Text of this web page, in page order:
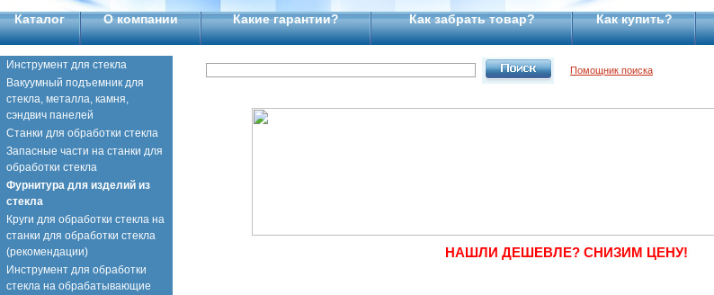
Каталог О компании Какие гарантии? Как забрать товар? Как купить?
Инструмент для стекла
Вакуумный подъемник для
стекла, металла, камня,
сэндвич панелей
Станки для обработки стекла
Запасные части на станки для
обработки стекла
Фурнитура для изделий из
стекла
Круги для обработки стекла на
станки для обработки стекла
(рекомендации)
Инструмент для обработки
стекла на обрабатывающие
Помощник поиска
НАШЛИ ДЕШЕВЛЕ? СНИЗИМ ЦЕНУ!